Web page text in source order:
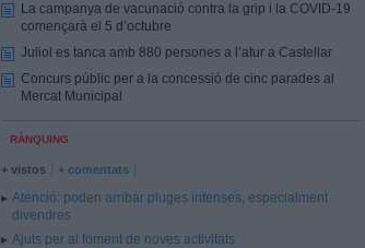
La campanya de vacunació contra la grip i la COVID-19
començarà el 5 d’octubre
Juliol es tanca amb 880 persones a l’atur a Castellar
Concurs públic per a la concessió de cinc parades al
Mercat Municipal
RÀNQUING
+ vistos + comentats
Atenció: poden arribar pluges intenses, especialment
divendres
Ajuts per al foment de noves activitats